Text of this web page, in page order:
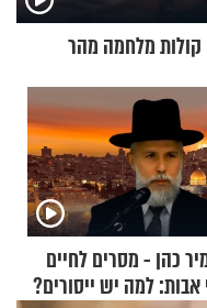
מלחמה מהר
כהן - מסרים לחיים
למה יש ייסורים?